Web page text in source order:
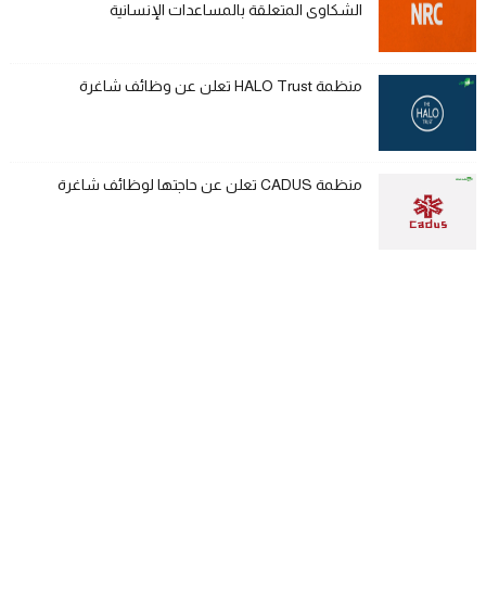
الشكاوى المتعلقة بالمساعدات الإنسانية
منظمة HALO Trust تعلن عن وظائف شاغرة
منظمة CADUS تعلن عن حاجتها لوظائف شاغرة